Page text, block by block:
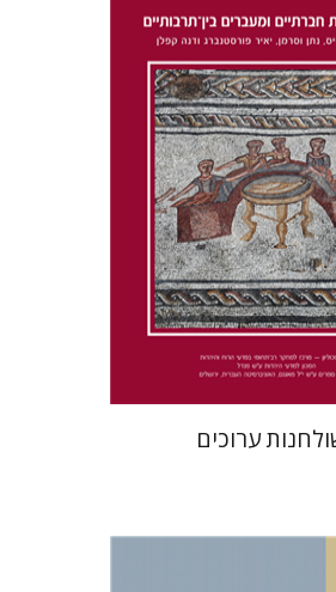
קפלן נתן וסרמן
זאב וייס
אתר ספר מודפס
$46
$41
ערוכים